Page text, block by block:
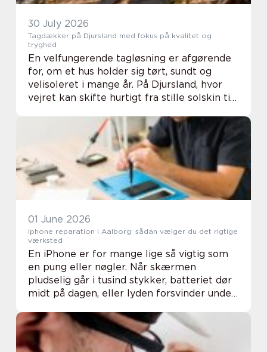
30 July 2026
Tagdækker på Djursland med fokus på kvalitet og
tryghed
En velfungerende tagløsning er afgørende
for, om et hus holder sig tørt, sundt og
velisoleret i mange år. På Djursland, hvor
vejret kan skifte hurtigt fra stille solskin til
01 June 2026
Iphone reparation i Aalborg: sådan vælger du det rigtige
værksted
En iPhone er for mange lige så vigtig som
en pung eller nøgler. Når skærmen
pludselig går i tusind stykker, batteriet dør
midt på dagen, eller lyden forsvinder under